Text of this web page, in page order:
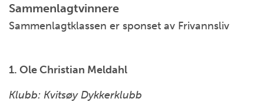
Sammenlagtvinnere
Sammenlagtklassen er sponset av Frivannsliv
1. Ole Christian Meldahl
Klubb: Kvitsøy Dykkerklubb